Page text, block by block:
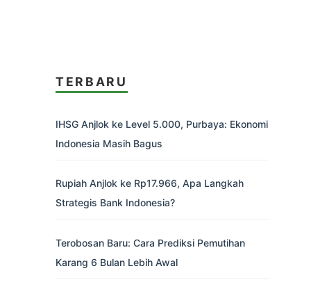
TERBARU
IHSG Anjlok ke Level 5.000, Purbaya: Ekonomi
Indonesia Masih Bagus
Rupiah Anjlok ke Rp17.966, Apa Langkah
Strategis Bank Indonesia?
Terobosan Baru: Cara Prediksi Pemutihan
Karang 6 Bulan Lebih Awal